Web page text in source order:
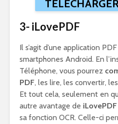
3- iLovePDF
Il s’agit d’une application
smartphones Android. En
Téléphone, vous pourrez
PDF, les lire, les convertir,
Et tout cela, seulement en
autre avantage de iLovePDF
sa fonction OCR. Celle-ci